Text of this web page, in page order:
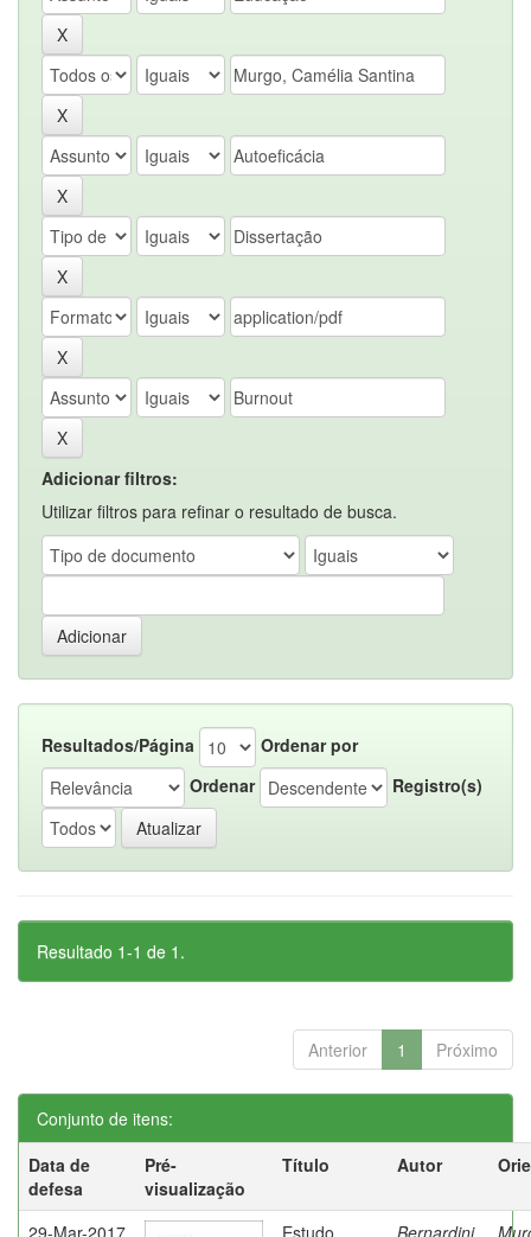
Adicionar filtros:
Utilizar filtros para refinar o resultado de busca.
Resultados/Página
Ordenar por
Ordenar
Registro(s)
Resultado 1-1 de 1.
Anterior 1 Próximo
Conjunto de itens:
Data de
defesa
Pré-
visualização
Título Autor
29-Mar-2017 Estudo Bernardini,